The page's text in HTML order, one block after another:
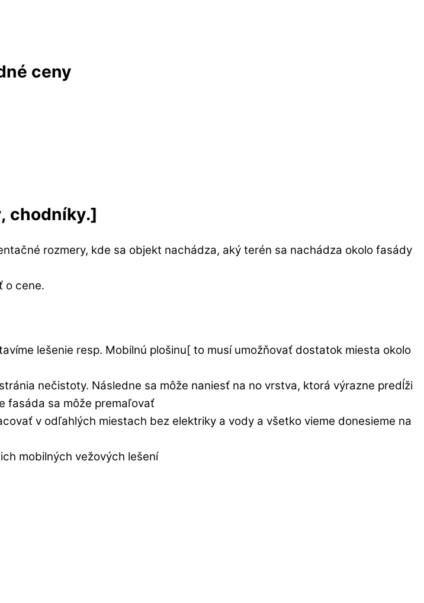
ceny
chodníky.]
rozmery, kde sa objekt nachádza, aký terén sa nachádza okolo fasády
o cene.
lešenie resp. Mobilnú plošinu[ to musí umožňovať dostatok miesta okolo
nečistoty. Následne sa môže naniesť na no vrstva, ktorá výrazne predĺži
fasáda sa môže premaľovať
v odľahlých miestach bez elektriky a vody a všetko vieme donesieme na
mobilných vežových lešení